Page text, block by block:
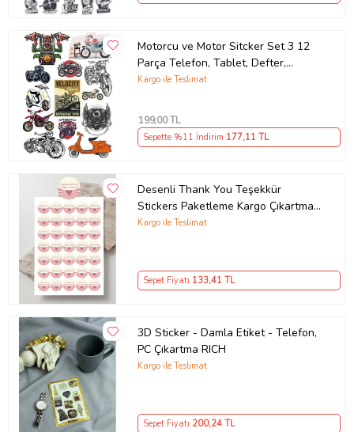
Motorcu ve Motor Sitcker Set 3 12
Parça Telefon, Tablet, Defter,
Laptop Sticker
Kargo ile Teslimat
199,00 TL
Sepette %11 İndirim 177,11 TL
Desenli Thank You Teşekkür
Stickers Paketleme Kargo Çıkartma
PYTKSTK110
Kargo ile Teslimat
Sepet Fiyatı 133,41 TL
3D Sticker - Damla Etiket - Telefon,
PC Çıkartma RICH
Kargo ile Teslimat
Sepet Fiyatı 200,24 TL